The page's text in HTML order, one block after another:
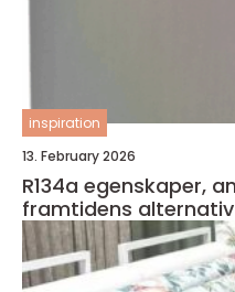
inspiration
13. February 2026
R134a egenskaper, användning och
framtidens alternativ